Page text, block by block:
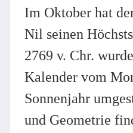
Im Oktober hat
Nil seinen
2769 v. Chr.
Kalender vom
Sonnenjahr
und Geometrie